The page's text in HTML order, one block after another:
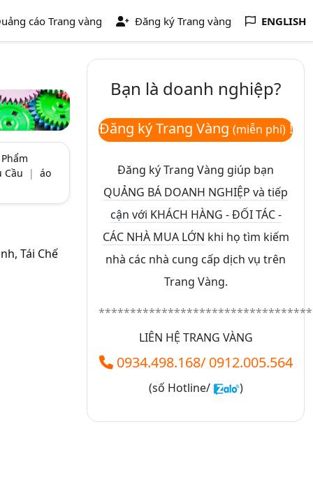
cáo Trang vàng Đăng ký Trang vàng ENGLISH
Cầu
| áo
Tái Chế
Bạn là doanh nghiệp?
Đăng ký Trang Vàng (miễn phí)!
Đăng ký Trang Vàng giúp bạn
QUẢNG BÁ DOANH NGHIỆP và tiếp
cận với KHÁCH HÀNG - ĐỐI TÁC -
CÁC NHÀ MUA LỚN khi họ tìm kiếm
nhà các nhà cung cấp dịch vụ trên
Trang Vàng.
**********************************
LIÊN HỆ TRANG VÀNG
0934.498.168/ 0912.005.564
(số Hotline/ )